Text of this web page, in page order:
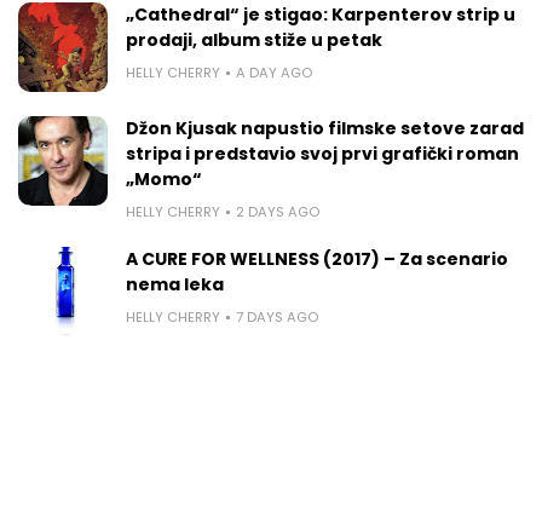
„Cathedral“ je stigao: Karpenterov strip u
prodaji, album stiže u petak
HELLY CHERRY A DAY AGO
Džon Kjusak napustio filmske setove zarad
stripa i predstavio svoj prvi grafički roman
„Momo“
HELLY CHERRY 2 DAYS AGO
A CURE FOR WELLNESS (2017) – Za scenario
nema leka
HELLY CHERRY 7 DAYS AGO